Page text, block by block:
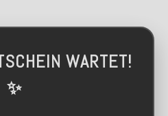
WARTET!
✨